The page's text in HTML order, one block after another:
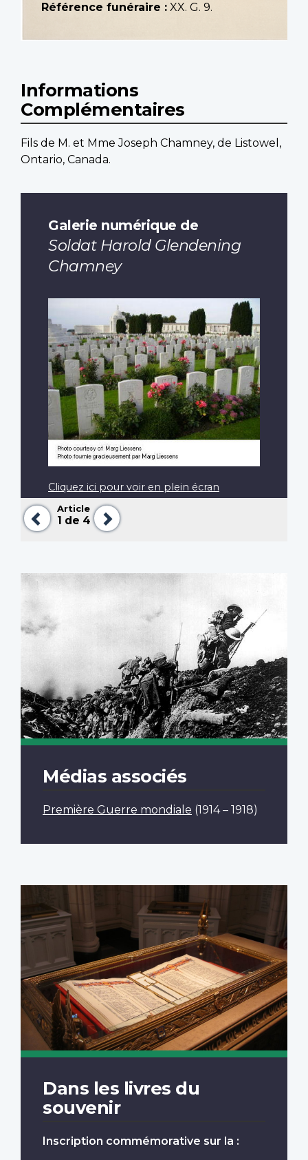
Référence funéraire : XX. G. 9.
Informations
Complémentaires
Fils de M. et Mme Joseph Chamney, de Listowel,
Ontario, Canada.
Précédent
Article
1 de 4
Suivant
Galerie numérique de
Soldat Harold Glendening
Chamney
Cliquez ici pour voir en plein écran
Médias associés
Première Guerre mondiale (1914 – 1918)
Dans les livres du
souvenir
Inscription commémorative sur la :